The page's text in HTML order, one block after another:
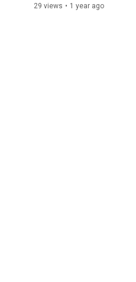
d'accueil et de respect du
29 views • 1 year ago